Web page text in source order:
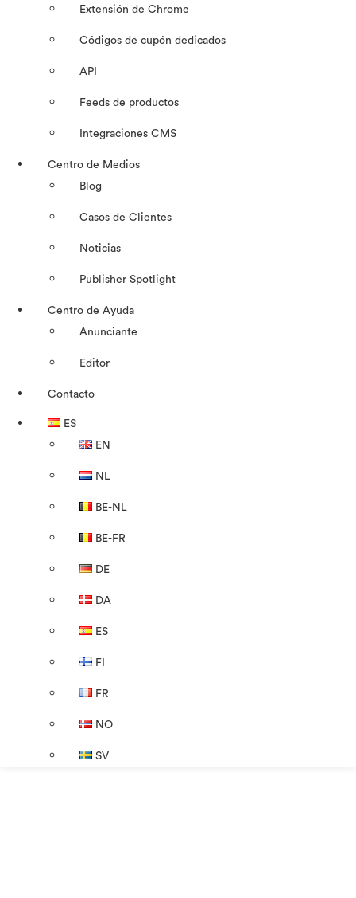
Extensión de Chrome
Códigos de cupón dedicados
API
Feeds de productos
Integraciones CMS
Centro de Medios
Blog
Casos de Clientes
Noticias
Publisher Spotlight
Centro de Ayuda
Anunciante
Editor
Contacto
ES
EN
NL
BE-NL
BE-FR
DE
DA
ES
FI
FR
NO
SV